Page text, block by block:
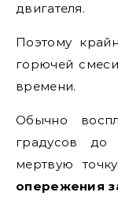
двигателя.
Поэтому
горючей
времени.
Обычно
градусов
мертвую
опережения